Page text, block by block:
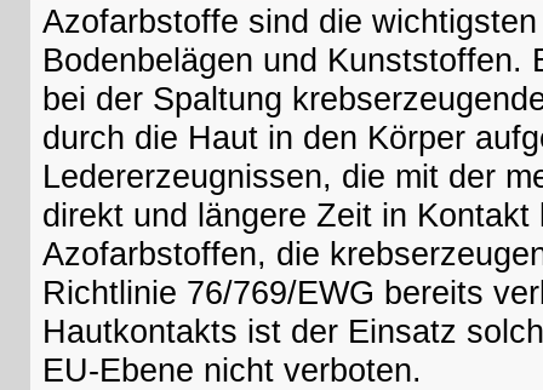
Azofarbstoffe sind die
Bodenbelägen und Kunststoffen.
bei der Spaltung
durch die Haut in den Körper
Ledererzeugnissen, die mit der
direkt und längere Zeit in
Azofarbstoffen, die
Richtlinie 76/769/EWG bereits
Hautkontakts ist der Einsatz
EU-Ebene nicht verboten.